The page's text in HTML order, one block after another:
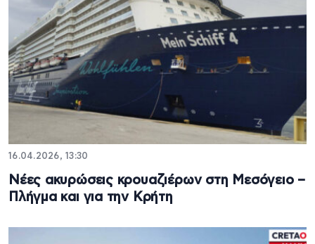
16.04.2026, 13:30
Νέες ακυρώσεις κρουαζιέρων στη Μεσόγειο –
Πλήγμα και για την Κρήτη